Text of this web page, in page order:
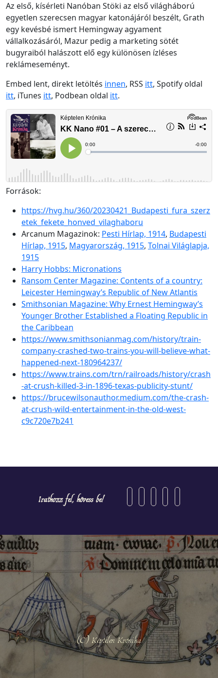
Az első, kísérleti Nanóban Stöki az első világháború
egyetlen szerecsen magyar katonájáról beszélt, Grath
egy kevésbé ismert Hemingway agyament
vállalkozásáról, Mazur pedig a marketing sötét
bugyraiból halászott elő egy különösen ízléses
reklámeseményt.
Embed lent, direkt letöltés innen, RSS itt, Spotify oldal
itt, iTunes itt, Podbean oldal itt.
Források:
https://hvg.hu/360/20230421_Budapesti_fura_szerz
etek_fekete_honved_vilaghaboru
Arcanum Magazinok: Pesti Hírlap, 1914, Budapesti
Hírlap, 1915, Magyarország, 1915, Tolnai Világlapja,
1915
Harry Hobbs: Micronations
Ransom Center Magazine: Contents of a country:
Leicester Hemingway’s Republic of New Atlantis
Smithsonian Magazine: Why Ernest Hemingway’s
Younger Brother Established a Floating Republic in
the Caribbean
https://www.smithsonianmag.com/history/train-
company-crashed-two-trains-you-will-believe-what-
happened-next-180964237/
https://www.trains.com/trn/railroads/history/crash
-at-crush-killed-3-in-1896-texas-publicity-stunt/
https://brucewilsonauthor.medium.com/the-crash-
at-crush-wild-entertainment-in-the-old-west-
c9c720e7b241
Iratkozz fel, kövess be!
(C) Képtelen Krónika